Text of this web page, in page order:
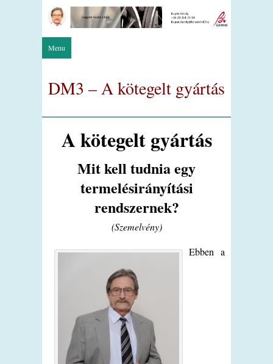
Menu
DM3 – A kötegelt gyártás
A kötegelt gyártás
Mit kell tudnia egy
termelésirányítási
rendszernek?
(Szemelvény)
Ebben a